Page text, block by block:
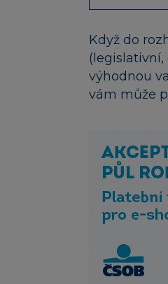
Když do
výhodnou
vám může